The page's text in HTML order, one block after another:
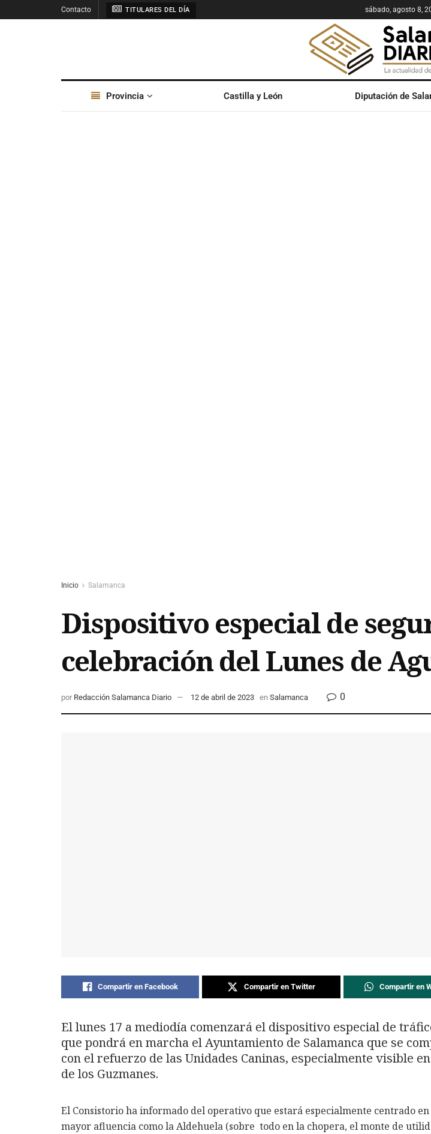
Contacto TITULARES DEL DÍA sábado, agosto 8,
Provincia Castilla y León Diputación de
Inicio Salamanca
Dispositivo especial de
celebración del Lunes de
por Redacción Salamanca Diario 12 de abril de 2023 en Salamanca 0
Compartir en Facebook Compartir en Twitter Compartir en
El lunes 17 a mediodía comenzará el dispositivo especial de
que pondrá en marcha el Ayuntamiento de Salamanca que se
con el refuerzo de las Unidades Caninas, especialmente visible
de los Guzmanes.
El Consistorio ha informado del operativo que estará especialmente centrado en
mayor afluencia como la Aldehuela (sobre todo en la chopera, el monte de